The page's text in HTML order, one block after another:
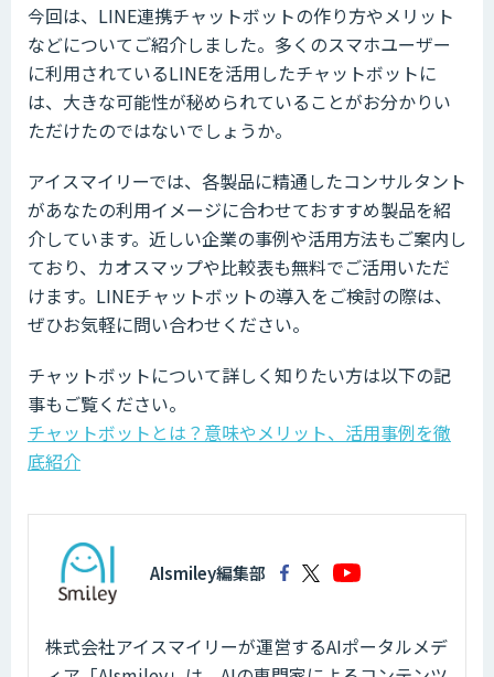
今回は、LINE連携チャットボットの作り方やメリット
などについてご紹介しました。多くのスマホユーザー
に利用されているLINEを活用したチャットボットに
は、大きな可能性が秘められていることがお分かりい
ただけたのではないでしょうか。
アイスマイリーでは、各製品に精通したコンサルタント
があなたの利用イメージに合わせておすすめ製品を紹
介しています。近しい企業の事例や活用方法もご案内し
ており、カオスマップや比較表も無料でご活用いただ
けます。LINEチャットボットの導入をご検討の際は、
ぜひお気軽に問い合わせください。
チャットボットについて詳しく知りたい方は以下の記
事もご覧ください。
チャットボットとは？意味やメリット、活用事例を徹
底紹介
AIsmiley編集部
株式会社アイスマイリーが運営するAIポータルメデ